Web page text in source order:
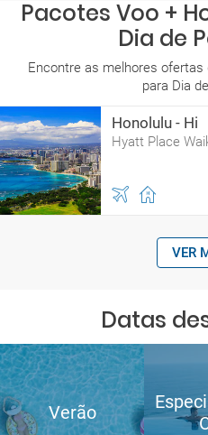
Pacotes Voo +
Dia de
Encontre as melhores ofertas
para Dia
Honolulu - Hi
Hyatt Place
VER
Datas
Verão